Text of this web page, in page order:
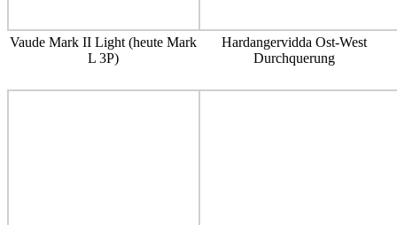
Vaude Mark II Light (heute Mark
L 3P)
Hardangervidda Ost-West
Durchquerung